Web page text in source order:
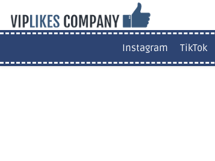
Instagram TikTok